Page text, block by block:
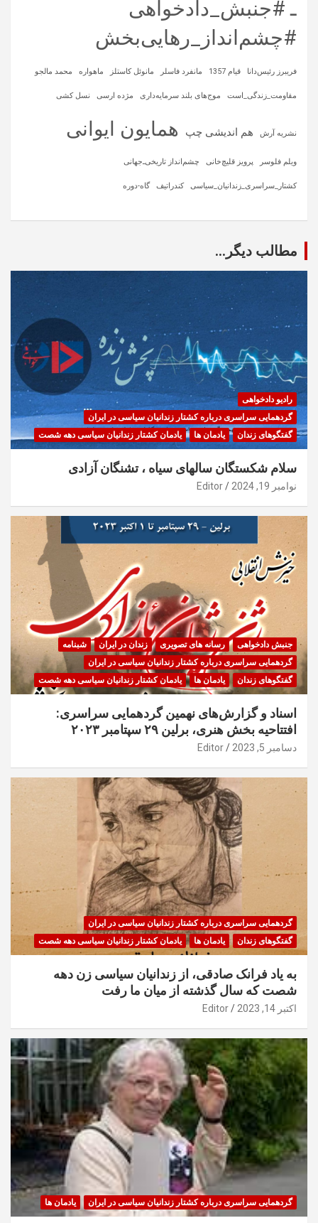
ـ #جنبش_دادخواهی
#چشم‌انداز_رهایی‌بخش
فریبرز رئیس‌دانا قیام 1357 مانفرد فاسلر مانوئل کاستلز ماهواره‌ محمد مالجو
مقاومت_زندگی_است موج‌های بلند سرمایه‌داری مژده ارسی نسل کشی
نشریه آرش هم اندیشی چپ همایون ایوانی
ویلم فلوسر پرویز قلیچ‌خانی چشم‌انداز تاریخی‌ـ‌جهانی
کشتار_سراسری_زندانیان_سیاسی کندراتیف گاه-دوره
مطالب دیگر...
رادیو دادخواهی
گردهمایی سراسری درباره کشتار زندانیان سیاسی در ایران
گفتگوهای زندان
یادمان ها یادمان کشتار زندانیان سیاسی دهه شصت
سلام شکستگان سالهای سیاه ، تشنگان آزادی
نوامبر 19, 2024 Editor
جنبش دادخواهی رسانه های تصویری زندان در ایران
شبنامه
گردهمایی سراسری درباره کشتار زندانیان سیاسی در ایران
گفتگوهای زندان
یادمان ها یادمان کشتار زندانیان سیاسی دهه شصت
اسناد و گزارش‌های نهمین گردهمایی سراسری:
افتتاحیه بخش هنری، برلین ۲۹ سپتامبر ۲۰۲۳
دسامبر 5, 2023 Editor
گردهمایی سراسری درباره کشتار زندانیان سیاسی در ایران
گفتگوهای زندان
یادمان ها یادمان کشتار زندانیان سیاسی دهه شصت
به یاد فرانک صادقی، از زندانیان سیاسی زن دهه
شصت که سال گذشته از میان ما رفت
اکتبر 14, 2023 Editor
گردهمایی سراسری درباره کشتار زندانیان سیاسی در ایران یادمان ها